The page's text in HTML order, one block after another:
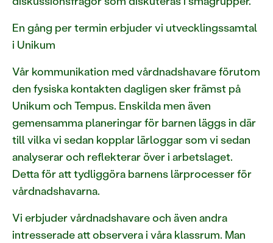
En gång per termin erbjuder vi utvecklingssamtal
i Unikum
Vår kommunikation med vårdnadshavare förutom
den fysiska kontakten dagligen sker främst på
Unikum och Tempus. Enskilda men även
gemensamma planeringar för barnen läggs in där
till vilka vi sedan kopplar lärloggar som vi sedan
analyserar och reflekterar över i arbetslaget.
Detta för att tydliggöra barnens lärprocesser för
vårdnadshavarna.
Vi erbjuder vårdnadshavare och även andra
intresserade att observera i våra klassrum. Man